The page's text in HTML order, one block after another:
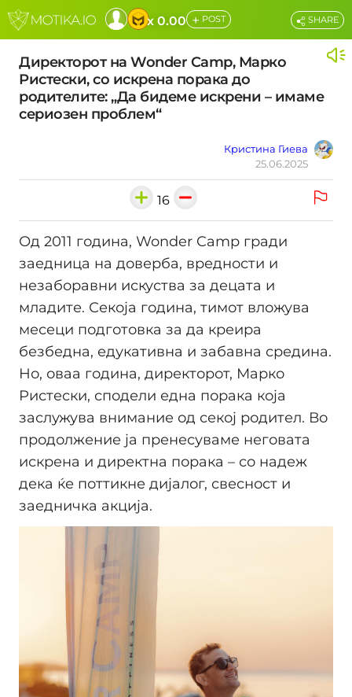
x 0.00 + POST
Директорот на Wonder Camp, Марко
Ристески, со искрена порака до
родителите: „Да бидеме искрени – имаме
сериозен проблем“
Кристина Гиева
25.06.2025
SHARE
16
Од 2011 година, Wonder Camp гради
заедница на доверба, вредности и
незаборавни искуства за децата и
младите. Секоја година, тимот вложува
месеци подготовка за да креира
безбедна, едукативна и забавна средина.
Но, оваа година, директорот, Марко
Ристески, сподели една порака која
заслужува внимание од секој родител. Во
продолжение ја пренесуваме неговата
искрена и директна порака – со надеж
дека ќе поттикне дијалог, свесност и
заедничка акција.